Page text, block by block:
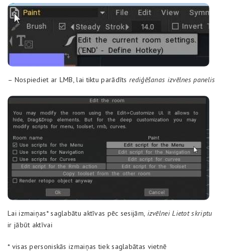
– Nospiediet ar LMB, lai tiktu parādīts rediģēšanas izvēlnes panelis
Lai izmaiņas* saglabātu aktīvas pēc sesijām, izvēlnei Lietot skriptu
ir jābūt aktīvai
* visas personiskās izmaiņas tiek saglabātas vietnē